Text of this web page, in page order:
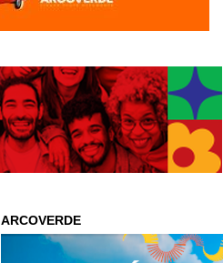
ARCOVERDE